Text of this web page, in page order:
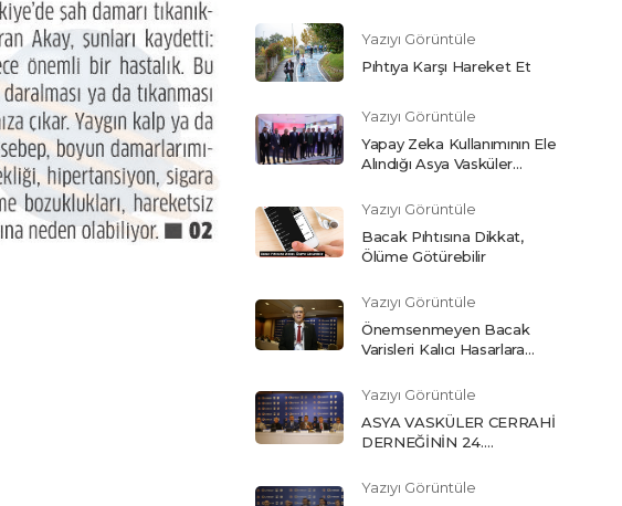
Yazıyı Görüntüle
Pıhtıya Karşı Hareket Et
Yazıyı Görüntüle
Yapay Zeka Kullanımının Ele
Alındığı Asya Vasküler
Sürüyor
Yazıyı Görüntüle
Bacak Pıhtısına Dikkat,
Ölüme Götürebilir
Yazıyı Görüntüle
Önemsenmeyen Bacak
Varisleri Kalıcı Hasarlara
Yazıyı Görüntüle
ASYA VASKÜLER CERRAHİ
DERNEĞİNİN 24.
BAŞLADI
Yazıyı Görüntüle